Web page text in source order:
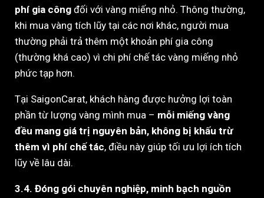
phí gia công đối với vàng miếng nhỏ. Thông thường,
khi mua vàng tích lũy tại các nơi khác, người mua
thường phải trả thêm một khoản phí gia công
(thường khá cao) vì chi phí chế tác vàng miếng nhỏ
phức tạp hơn.
Tại SaigonCarat, khách hàng được hưởng lợi toàn
phần từ lượng vàng mình mua – mỗi miếng vàng
đều mang giá trị nguyên bản, không bị khấu trừ
thêm vì phí chế tác, điều này giúp tối ưu lợi ích tích
lũy về lâu dài.
3.4. Đóng gói chuyên nghiệp, minh bạch nguồn